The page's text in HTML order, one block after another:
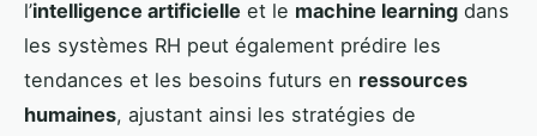
l’intelligence artificielle et le machine learning dans
les systèmes RH peut également prédire les
tendances et les besoins futurs en ressources
humaines, ajustant ainsi les stratégies de